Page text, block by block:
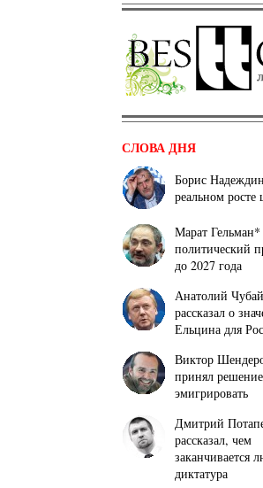
СЛОВА ДНЯ
Борис
реальном росте
Марат Гельман*
политический
до 2027 года
Анатолий
рассказал о
Ельцина для
Виктор
принял решение
эмигрировать
Дмитрий
рассказал, чем
заканчивается
диктатура